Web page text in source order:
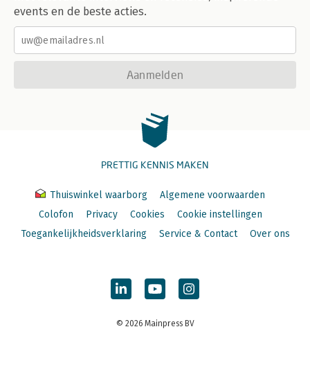
events en de beste acties.
Aanmelden
PRETTIG KENNIS MAKEN
Thuiswinkel waarborg
Algemene voorwaarden
Colofon
Privacy Cookies
Cookie instellingen
Toegankelijkheidsverklaring
Service & Contact Over ons
© 2026 Mainpress BV